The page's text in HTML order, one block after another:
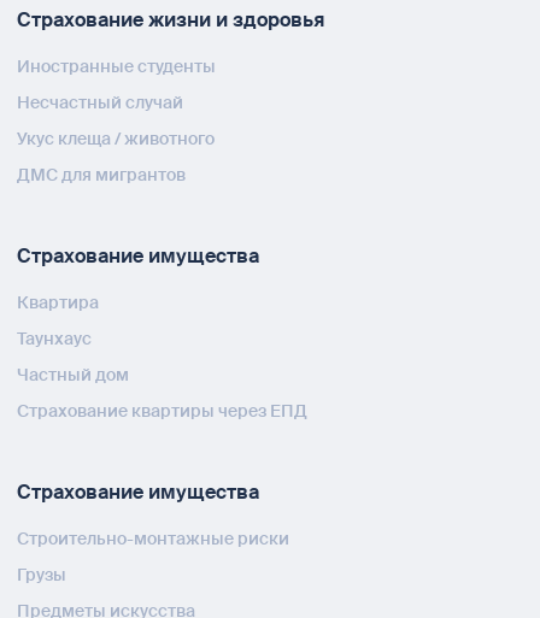
Страхование жизни и здоровья
Иностранные студенты
Несчастный случай
Укус клеща / животного
ДМС для мигрантов
Страхование имущества
Квартира
Таунхаус
Частный дом
Страхование квартиры через ЕПД
Страхование имущества
Строительно-монтажные риски
Грузы
Предметы искусства